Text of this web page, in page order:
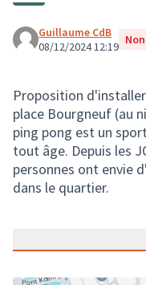
Guillaume CdB
08/12/2024 12:19
Proposition
place Bourgneuf (au
ping pong est un
tout âge. Depuis les
personnes ont envie
dans le quartier.